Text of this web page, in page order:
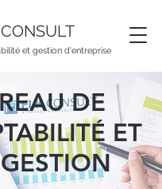
et gestion d'entreprise
DE
ET